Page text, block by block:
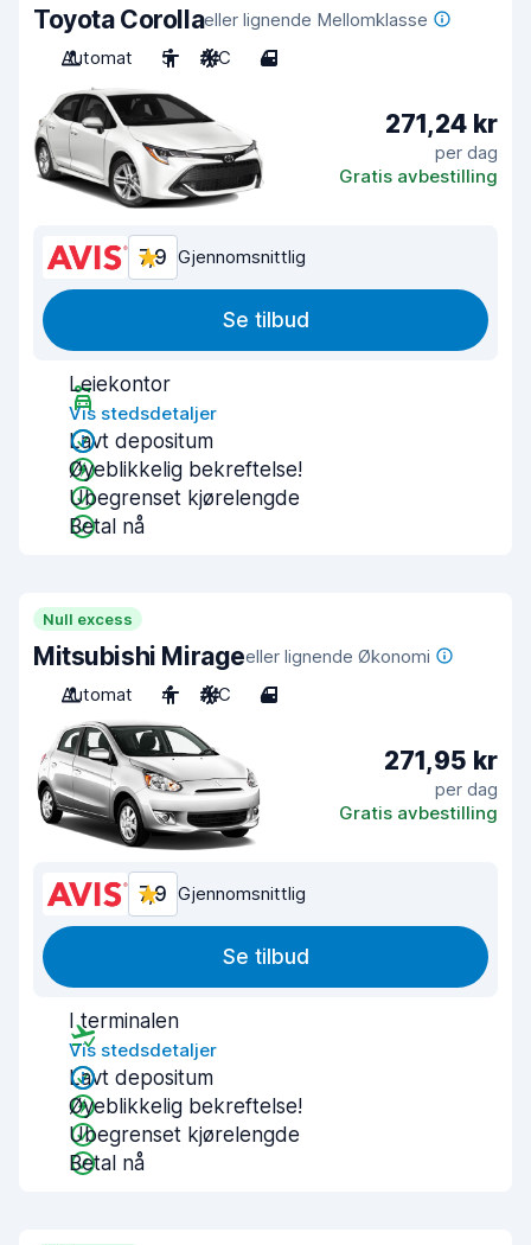
Toyota Corollaeller lignende Mellomklasse
Automat
5 A/C 4
271,24 kr
per dag
Gratis avbestilling
7,9 Gjennomsnittlig
Se tilbud
Leiekontor
Vis stedsdetaljer
Lavt depositum
Øyeblikkelig bekreftelse!
Ubegrenset kjørelengde
Betal nå
Null excess
Mitsubishi Mirageeller lignende Økonomi
Automat
4 A/C 4
271,95 kr
per dag
Gratis avbestilling
7,9 Gjennomsnittlig
Se tilbud
I terminalen
Vis stedsdetaljer
Lavt depositum
Øyeblikkelig bekreftelse!
Ubegrenset kjørelengde
Betal nå